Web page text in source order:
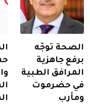
الصحة توجّه
برفع جاهزية
المرافق الطبية
في حضرموت
ومأرب